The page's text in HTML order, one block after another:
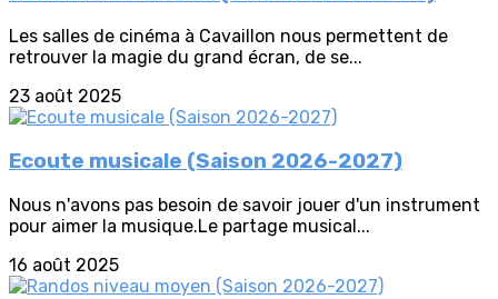
Les salles de cinéma à Cavaillon nous permettent de
retrouver la magie du grand écran, de se...
23 août 2025
Ecoute musicale (Saison 2026-2027)
Nous n'avons pas besoin de savoir jouer d'un instrument
pour aimer la musique.Le partage musical...
16 août 2025